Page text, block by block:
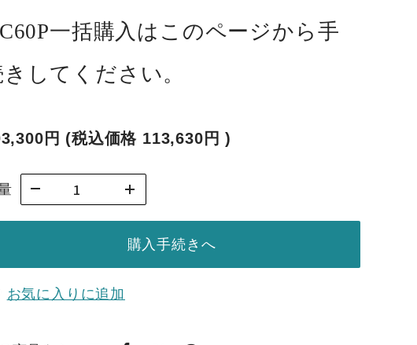
一括購入はこのページから手
してください。
円 (税込価格 113,630円 )
購入手続きへ
お気に入りに追加